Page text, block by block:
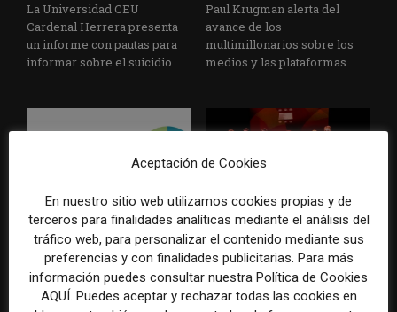
La Universidad CEU
Cardenal Herrera presenta
un informe con pautas para
informar sobre el suicidio
Paul Krugman alerta del
avance de los
multimillonarios sobre los
medios y las plataformas
La Marea cierra 2025 con
superávit, pero su
cooperativa pierde 38.542
euros
El Premio Gabo 2026
reconoce cinco historias de
Brasil, España y El Salvador
sobre el poder, la memoria y
la violencia
Aceptación de Cookies
En nuestro sitio web utilizamos cookies propias y de
terceros para finalidades analíticas mediante el análisis del
tráfico web, para personalizar el contenido mediante sus
preferencias y con finalidades publicitarias. Para más
información puedes consultar nuestra Política de Cookies
AQUÍ. Puedes aceptar y rechazar todas las cookies en